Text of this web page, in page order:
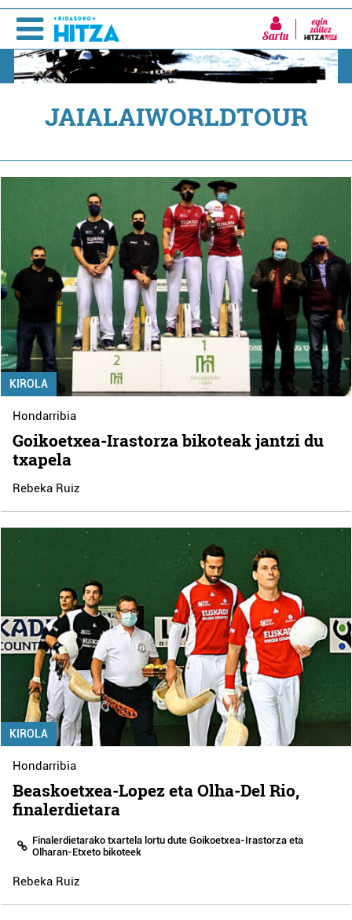
Sartu
JAIALAIWORLDTOUR
KIROLA
Hondarribia
Goikoetxea-Irastorza bikoteak jantzi du
txapela
Rebeka Ruiz
KIROLA
Hondarribia
Beaskoetxea-Lopez eta Olha-Del Rio,
finalerdietara
Finalerdietarako txartela lortu dute Goikoetxea-Irastorza eta
Olharan-Etxeto bikoteek
Rebeka Ruiz